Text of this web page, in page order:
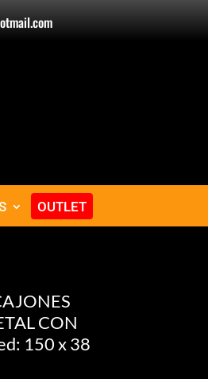
OUTLET
CON
150 x 38